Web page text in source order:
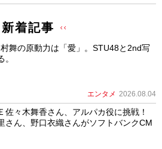
新着記事
舞の原動力は「愛」。STU48と2nd写
エンタメ 2026.08.04
佐々木舞香さん、アルパカ役に挑戦！
さん、野口衣織さんがソフトバンクCM